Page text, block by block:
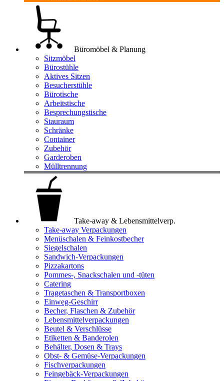
Büromöbel & Planung
Sitzmöbel
Bürostühle
Aktives Sitzen
Besucherstühle
Bürotische
Arbeitstische
Besprechungstische
Stauraum
Schränke
Container
Zubehör
Garderoben
Mülltrennung
Take-away & Lebensmittelverp.
Take-away Verpackungen
Menüschalen & Feinkostbecher
Siegelschalen
Sandwich-Verpackungen
Pizzakartons
Pommes-, Snackschalen und -tüten
Catering
Tragetaschen & Transportboxen
Einweg-Geschirr
Becher, Flaschen & Zubehör
Lebensmittelverpackungen
Beutel & Verschlüsse
Etiketten & Banderolen
Behälter, Dosen & Trays
Obst- & Gemüse-Verpackungen
Fischverpackungen
Feingebäck-Verpackungen